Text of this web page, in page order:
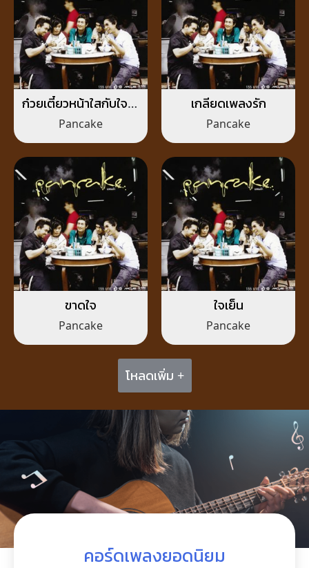
ก๋วยเตี๋ยวหน้าใสกับใจโท
รมๆ
Pancake
เกลียดเพลงรัก
Pancake
ขาดใจ
Pancake
ใจเย็น
Pancake
โหลดเพิ่ม +
คอร์ดเพลงยอดนิยม